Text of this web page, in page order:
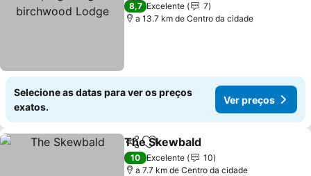
8,7 Excelente
7
a 13.7 km de Centro da cidade
Selecione as datas para ver os preços
exatos.
Ver preços
PartilharAdicionar aos favoritos
The Skewbald
10 Excelente
10
a 7.7 km de Centro da cidade